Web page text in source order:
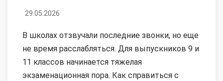
29.05.2026
В школах отзвучали последние звонки, но еще
не время расслабляться. Для выпускников 9 и
11 классов начинается тяжелая
экзаменационная пора. Как справиться с